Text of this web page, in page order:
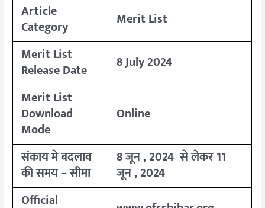
Article
Category
Merit List
Merit List
Release Date
8 July 2024
Merit List
Download
Mode
Online
संकाय मेबदलाव
की समय – सीमा
8 जून , 2024 से लेकर 11
जून , 2024
Official